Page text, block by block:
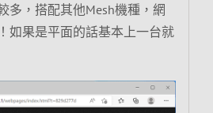
多，搭配其他Mesh機種，網
如果是平面的話基本上一台就